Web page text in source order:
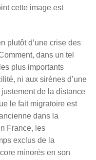
cette image est
plutôt d’une crise des
dans un tel
plus importants
ni aux sirènes d’une
de la distance
le fait migratoire est
dans la
France, les
exclus de la
minorés en son